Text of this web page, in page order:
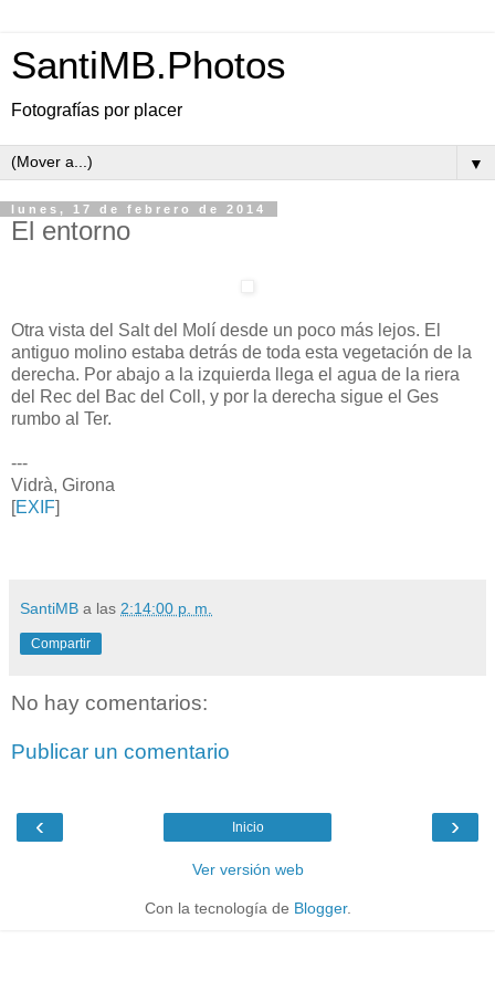
SantiMB.Photos
Fotografías por placer
▼
lunes, 17 de febrero de 2014
El entorno
Otra vista del Salt del Molí desde un poco más lejos. El
antiguo molino estaba detrás de toda esta vegetación de la
derecha. Por abajo a la izquierda llega el agua de la riera
del Rec del Bac del Coll, y por la derecha sigue el Ges
rumbo al Ter.
---
Vidrà, Girona
[EXIF]
SantiMB a las 2:14:00 p. m.
Compartir
No hay comentarios:
Publicar un comentario
‹ ›
Inicio
Ver versión web
Con la tecnología de Blogger.